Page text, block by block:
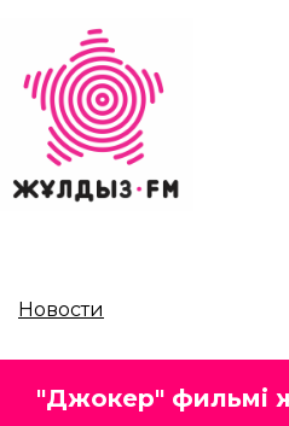
основному
содержанию
Новости
"Джокер" фильмі